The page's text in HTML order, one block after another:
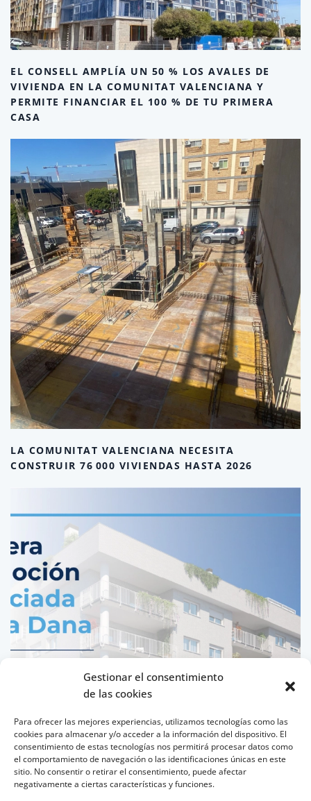
Gestionar el consentimiento
de las cookies
Para ofrecer las mejores experiencias, utilizamos tecnologías como las
cookies para almacenar y/o acceder a la información del dispositivo. El
consentimiento de estas tecnologías nos permitirá procesar datos como
el comportamiento de navegación o las identificaciones únicas en este
sitio. No consentir o retirar el consentimiento, puede afectar
negativamente a ciertas características y funciones.
EL CONSELL AMPLÍA UN 50 % LOS AVALES DE
VIVIENDA EN LA COMUNITAT VALENCIANA Y
PERMITE FINANCIAR EL 100 % DE TU PRIMERA
CASA
LA COMUNITAT VALENCIANA NECESITA
CONSTRUIR 76 000 VIVIENDAS HASTA 2026